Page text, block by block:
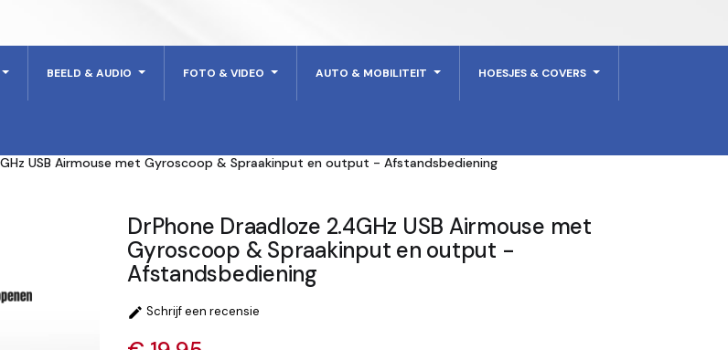
BEELD & AUDIO FOTO & VIDEO AUTO & MOBILITEIT HOESJES & COVERS
USB Airmouse met Gyroscoop & Spraakinput en output - Afstandsbediening
DrPhone Draadloze 2.4GHz USB Airmouse met
Gyroscoop & Spraakinput en output -
Afstandsbediening
 Schrijf een recensie